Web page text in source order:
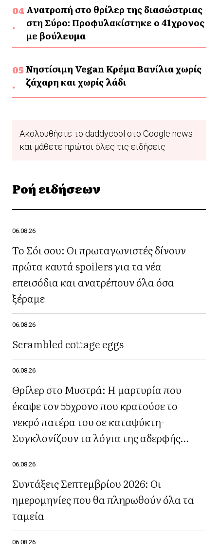
Ανατροπή στο θρίλερ της διασώστριας
στη Σύρο: Προφυλακίστηκε ο 41χρονος
με βούλευμα
Νηστίσιμη Vegan Κρέμα Βανίλια χωρίς
ζάχαρη και χωρίς λάδι
Ακολουθήστε το daddycool στο Google news
και μάθετε πρώτοι όλες τις ειδήσεις
Ροή ειδήσεων
06.08.26
Το Σόι σου: Οι πρωταγωνιστές δίνουν
πρώτα καυτά spoilers για τα νέα
επεισόδια και ανατρέπουν όλα όσα
ξέραμε
06.08.26
Scrambled cottage eggs
06.08.26
Θρίλερ στο Μυστρά: Η μαρτυρία που
έκαψε τον 55χρονο που κρατούσε το
νεκρό πατέρα του σε καταψύκτη-
Συγκλονίζουν τα λόγια της αδερφής
του(Βίντεο)
06.08.26
Συντάξεις Σεπτεμβρίου 2026: Οι
ημερομηνίες που θα πληρωθούν όλα τα
ταμεία
06.08.26